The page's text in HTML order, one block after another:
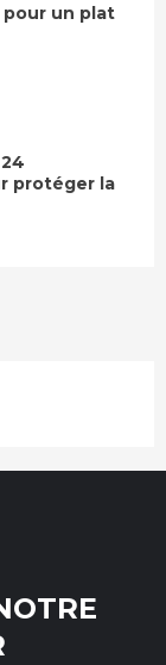
pour un plat
protéger la